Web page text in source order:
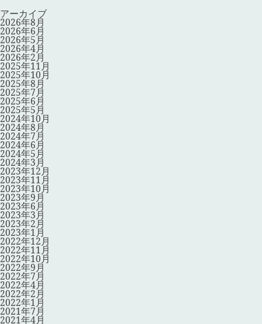
アーカイブ
2026年8月
2026年6月
2026年5月
2026年4月
2026年2月
2025年11月
2025年10月
2025年8月
2025年7月
2025年6月
2025年5月
2024年10月
2024年8月
2024年7月
2024年6月
2024年5月
2024年3月
2023年12月
2023年11月
2023年10月
2023年9月
2023年6月
2023年3月
2023年2月
2023年1月
2022年12月
2022年11月
2022年10月
2022年9月
2022年7月
2022年4月
2022年2月
2022年1月
2021年7月
2021年4月